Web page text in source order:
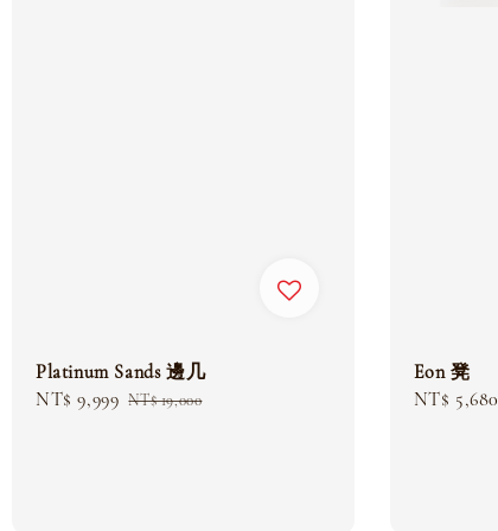
Platinum Sands 邊几
Sale
NT$ 9,999 Regular
NT$ 19,000
Eon 凳
Sale
NT$ 5,680